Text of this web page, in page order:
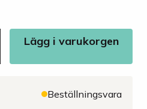
Lägg i varukorgen
Beställningsvara